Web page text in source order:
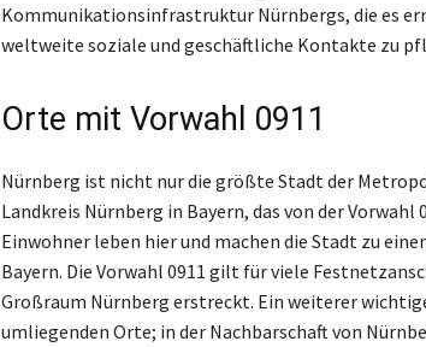
Kommunikationsinfrastruktur Nürnbergs, die es
weltweite soziale und geschäftliche Kontakte zu
Orte mit Vorwahl 0911
Nürnberg ist nicht nur die größte Stadt der
Landkreis Nürnberg in Bayern, das von der Vorwahl
Einwohner leben hier und machen die Stadt zu
Bayern. Die Vorwahl 0911 gilt für viele
Großraum Nürnberg erstreckt. Ein weiterer
umliegenden Orte; in der Nachbarschaft von